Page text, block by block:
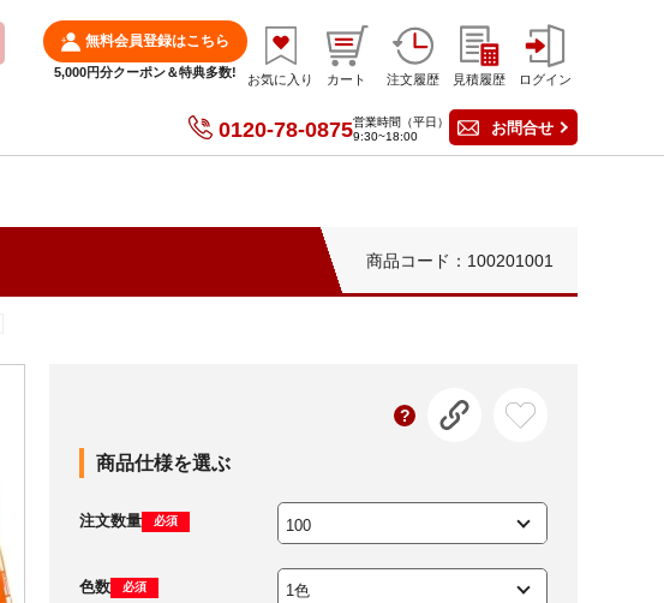
無料会員登録はこちら
5,000円分クーポン＆特典多数! お気に入り カート 注文履歴 見積履歴 ログイン
0120-78-0875営業時間（平日）
9:30~18:00
お問合せ
商品コード：100201001
商品仕様を選ぶ
注文数量 必須
色数 必須